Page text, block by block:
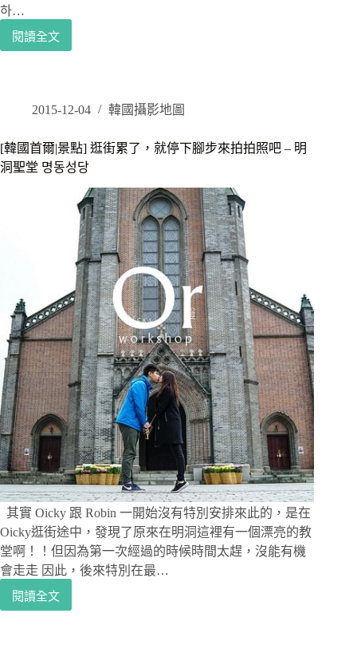
屋
韓
屋
하…
閱讀全文
[韓
美
三
清
洞
innisfree
cafe
shop
層
次
豐
富
紫
薯
蛋
糕
超
驚
艷
2015-12-04 韓國攝影地圖
[韓國首爾|景點] 逛街累了，就停下腳步來拍拍照吧 – 明
洞聖堂 명동성당
其實 Oicky 跟 Robin 一開始沒有特別安排來此的，是在
Oicky逛街途中，發現了原來在明洞這裡有一個漂亮的教
堂啊！！但因為第一次經過的時候時間太趕，沒能有機
會走走 因此，後來特別在最…
閱讀全文
[韓